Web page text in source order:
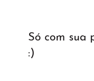
Só com sua
:)